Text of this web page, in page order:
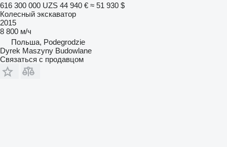
616 300 000 UZS 44 940 € ≈ 51 930 $
Колесный экскаватор
2015
8 800 м/ч
Польша, Podegrodzie
Dyrek Maszyny Budowlane
Связаться с продавцом